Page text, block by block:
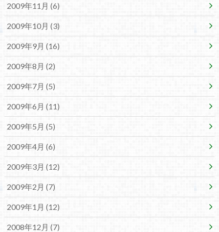
2009年11月 (6)
2009年10月 (3)
2009年9月 (16)
2009年8月 (2)
2009年7月 (5)
2009年6月 (11)
2009年5月 (5)
2009年4月 (6)
2009年3月 (12)
2009年2月 (7)
2009年1月 (12)
2008年12月 (7)